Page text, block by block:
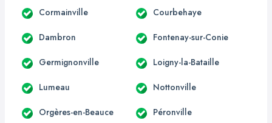
Cormainville Courbehaye
Dambron Fontenay-sur-Conie
Germignonville Loigny-la-Bataille
Lumeau Nottonville
Orgères-en-Beauce Péronville